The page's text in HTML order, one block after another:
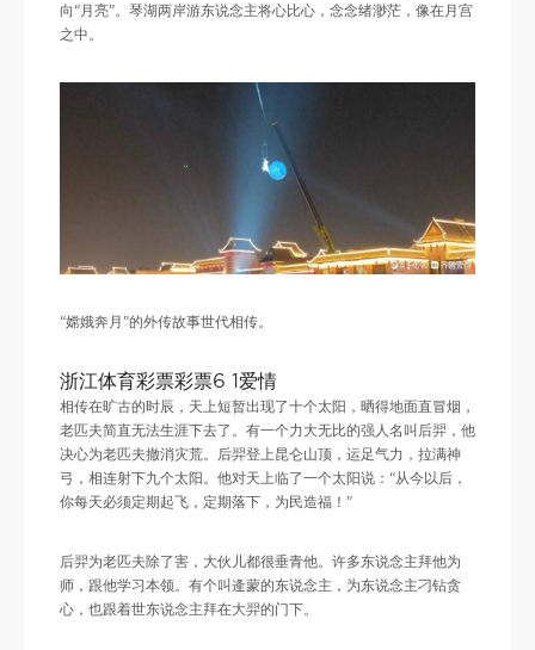
向“月亮”。琴湖两岸游东说念主将心比心，念念绪渺茫，像在月宫
之中。
“嫦娥奔月”的外传故事世代相传。
浙江体育彩票彩票6 1爱情
相传在旷古的时辰，天上短暂出现了十个太阳，晒得地面直冒烟，
老匹夫简直无法生涯下去了。有一个力大无比的强人名叫后羿，他
决心为老匹夫撤消灾荒。后羿登上昆仑山顶，运足气力，拉满神
弓，相连射下九个太阳。他对天上临了一个太阳说：“从今以后，
你每天必须定期起飞，定期落下，为民造福！”
后羿为老匹夫除了害，大伙儿都很垂青他。许多东说念主拜他为
师，跟他学习本领。有个叫逄蒙的东说念主，为东说念主刁钻贪
心，也跟着世东说念主拜在大羿的门下。